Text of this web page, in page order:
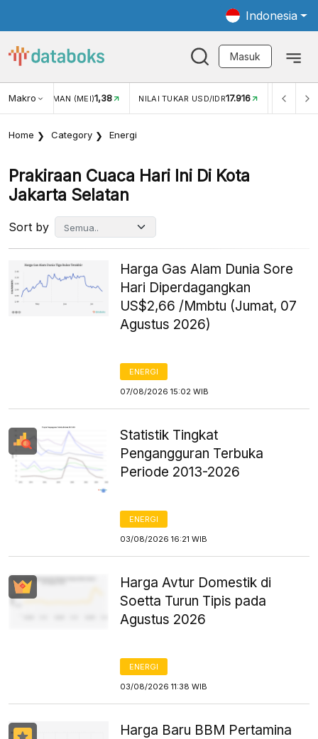
Indonesia
Masuk
MakroWISMAN (MEI)1,38 NILAI TUKAR USD/IDR17.916 INFLASI
Home Category Energi
Prakiraan Cuaca Hari Ini Di Kota
Jakarta Selatan
Sort by
Harga Gas Alam Dunia Sore
Hari Diperdagangkan
US$2,66 /Mmbtu (Jumat, 07
Agustus 2026)
ENERGI
07/08/2026 15:02 WIB
Statistik Tingkat
Pengangguran Terbuka
Periode 2013-2026
ENERGI
03/08/2026 16:21 WIB
Harga Avtur Domestik di
Soetta Turun Tipis pada
Agustus 2026
ENERGI
03/08/2026 11:38 WIB
Harga Baru BBM Pertamina